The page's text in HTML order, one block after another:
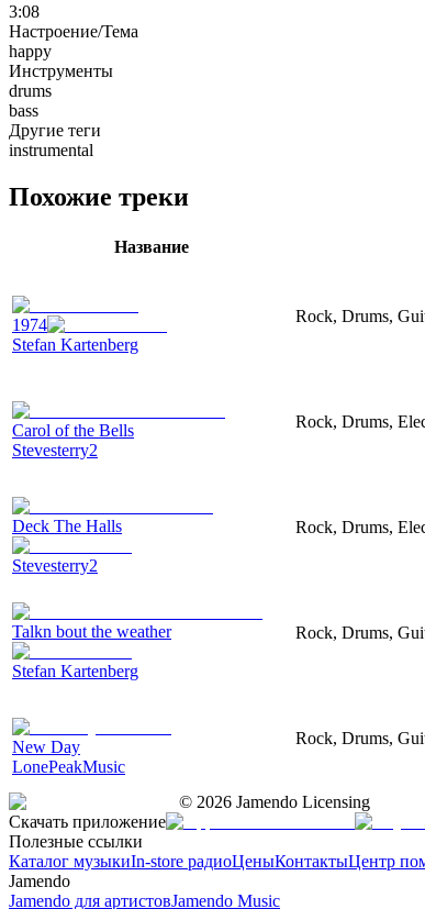
3:08
Настроение/Тема
happy
Инструменты
drums
bass
Другие теги
instrumental
Похожие треки
Название
1974
Stefan Kartenberg
Rock, Drums,
Carol of the Bells
Stevesterry2
Rock, Drums,
Deck The Halls
Stevesterry2
Rock, Drums,
Talkn bout the weather
Stefan Kartenberg
Rock, Drums,
New Day
LonePeakMusic
Rock, Drums,
© 2026 Jamendo Licensing
Скачать приложение
Полезные ссылки
Каталог музыкиIn-store радиоЦеныКонтактыЦентр
Jamendo
Jamendo для артистовJamendo Music